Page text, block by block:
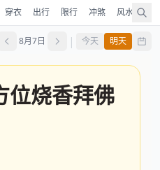
穿衣 出行 限行 冲煞 风水 占
8月7日 | 今天 明天
位烧香拜佛